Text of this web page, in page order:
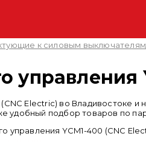
к силовым выключателям
управления
Electric) во Владивостоке
удобный подбор товаров по
YCM1-400 (CNC